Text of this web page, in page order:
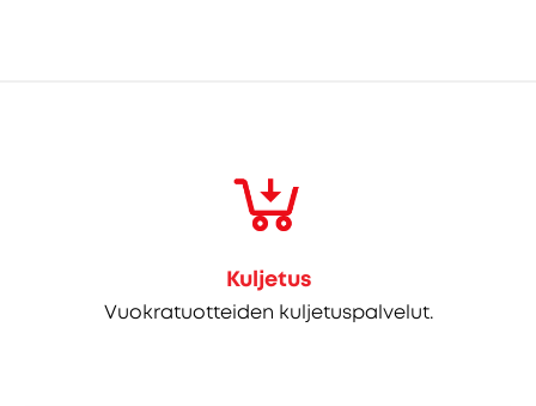
Kuljetus
Vuokratuotteiden kuljetuspalvelut.